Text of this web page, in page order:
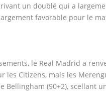
un doublé qui a
favorable pour le
le Real Madrid a
les Citizens, mais les
Bellingham (90+2),